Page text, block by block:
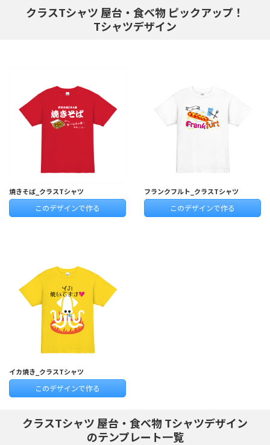
クラスTシャツ 屋台・食べ物 ピックアップ！
Tシャツデザイン
焼きそば_クラスTシャツ
このデザインで作る
フランクフルト_クラスTシャツ
このデザインで作る
イカ焼き_クラスTシャツ
このデザインで作る
クラスTシャツ 屋台・食べ物 Tシャツデザイン
のテンプレート一覧